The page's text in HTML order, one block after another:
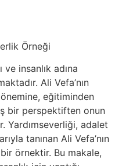
Örneği
ve insanlık adına
Ali Vefa’nın
eğitiminden
bir perspektiften onun
Yardımseverliği, adalet
tanınan Ali Vefa’nın
örnektir. Bu makale,